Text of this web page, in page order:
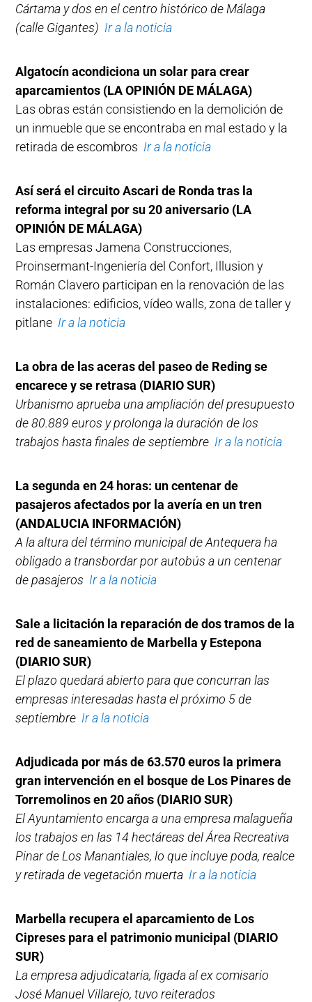
Cártama y dos en el centro histórico de Málaga
(calle Gigantes) Ir a la noticia
Algatocín acondiciona un solar para crear
aparcamientos (LA OPINIÓN DE MÁLAGA)
Las obras están consistiendo en la demolición de
un inmueble que se encontraba en mal estado y la
retirada de escombros Ir a la noticia
Así será el circuito Ascari de Ronda tras la
reforma integral por su 20 aniversario (LA
OPINIÓN DE MÁLAGA)
Las empresas Jamena Construcciones,
Proinsermant-Ingeniería del Confort, Illusion y
Román Clavero participan en la renovación de las
instalaciones: edificios, vídeo walls, zona de taller y
pitlane Ir a la noticia
La obra de las aceras del paseo de Reding se
encarece y se retrasa (DIARIO SUR)
Urbanismo aprueba una ampliación del presupuesto
de 80.889 euros y prolonga la duración de los
trabajos hasta finales de septiembre Ir a la noticia
La segunda en 24 horas: un centenar de
pasajeros afectados por la avería en un tren
(ANDALUCIA INFORMACIÓN)
A la altura del término municipal de Antequera ha
obligado a transbordar por autobús a un centenar
de pasajeros Ir a la noticia
Sale a licitación la reparación de dos tramos de la
red de saneamiento de Marbella y Estepona
(DIARIO SUR)
El plazo quedará abierto para que concurran las
empresas interesadas hasta el próximo 5 de
septiembre Ir a la noticia
Adjudicada por más de 63.570 euros la primera
gran intervención en el bosque de Los Pinares de
Torremolinos en 20 años (DIARIO SUR)
El Ayuntamiento encarga a una empresa malagueña
los trabajos en las 14 hectáreas del Área Recreativa
Pinar de Los Manantiales, lo que incluye poda, realce
y retirada de vegetación muerta Ir a la noticia
Marbella recupera el aparcamiento de Los
Cipreses para el patrimonio municipal (DIARIO
SUR)
La empresa adjudicataria, ligada al ex comisario
José Manuel Villarejo, tuvo reiterados